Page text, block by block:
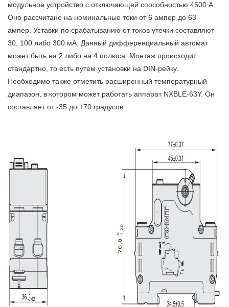
модульное устройство с отключающей способностью 4500 А.
Оно рассчитано на номинальные токи от 6 ампер до 63
ампер. Уставки по срабатыванию от токов утечки составляют
30, 100 либо 300 мА. Данный дифференциальный автомат
может быть на 2 либо на 4 полюса. Монтаж происходит
стандартно, то есть путем установки на DIN-рейку.
Необходимо также отметить расширенный температурный
диапазон, в котором может работать аппарат NXBLE-63Y. Он
составляет от -35 до +70 градусов.